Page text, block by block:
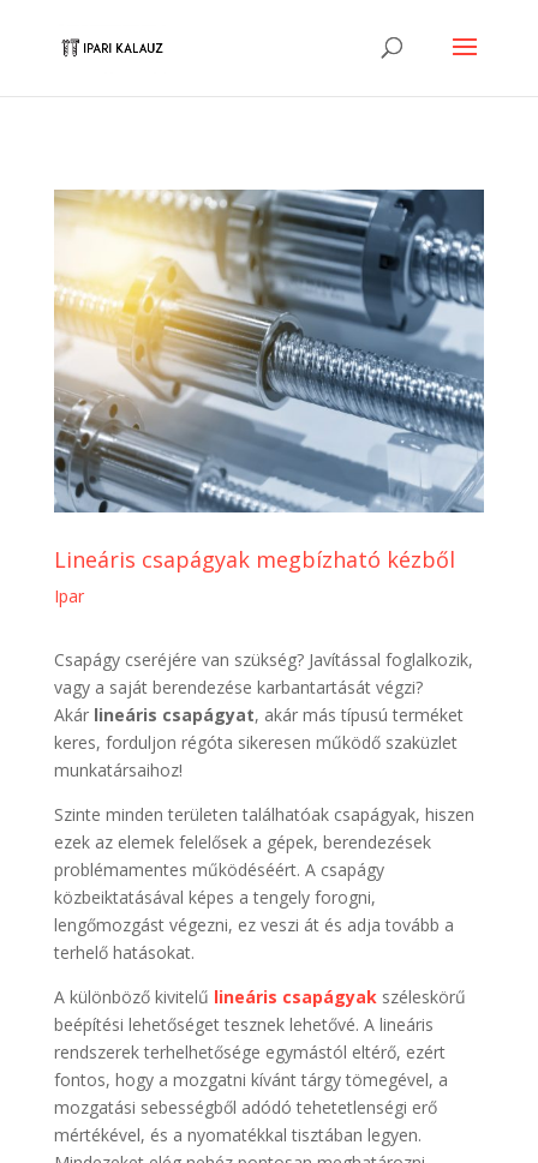
Lineáris csapágyak megbízható kézből
Ipar
Csapágy cseréjére van szükség? Javítással foglalkozik,
vagy a saját berendezése karbantartását végzi?
Akár lineáris csapágyat, akár más típusú terméket
keres, forduljon régóta sikeresen működő szaküzlet
munkatársaihoz!
Szinte minden területen találhatóak csapágyak, hiszen
ezek az elemek felelősek a gépek, berendezések
problémamentes működéséért. A csapágy
közbeiktatásával képes a tengely forogni,
lengőmozgást végezni, ez veszi át és adja tovább a
terhelő hatásokat.
A különböző kivitelű lineáris csapágyak széleskörű
beépítési lehetőséget tesznek lehetővé. A lineáris
rendszerek terhelhetősége egymástól eltérő, ezért
fontos, hogy a mozgatni kívánt tárgy tömegével, a
mozgatási sebességből adódó tehetetlenségi erő
mértékével, és a nyomatékkal tisztában legyen.